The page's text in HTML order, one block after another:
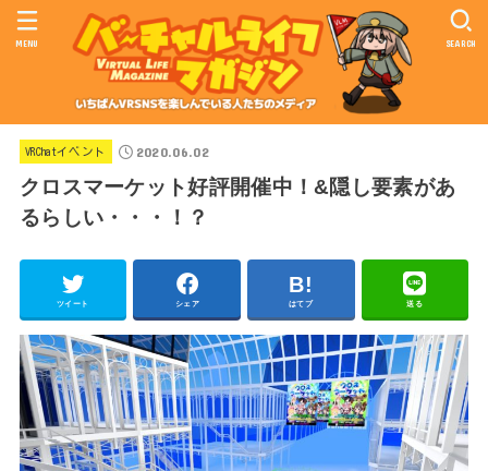
SEARCH
MENU
VRChatイベント 2020.06.02
クロスマーケット好評開催中！&隠し要素があ
るらしい・・・！？
ツイート シェア はてブ 送る